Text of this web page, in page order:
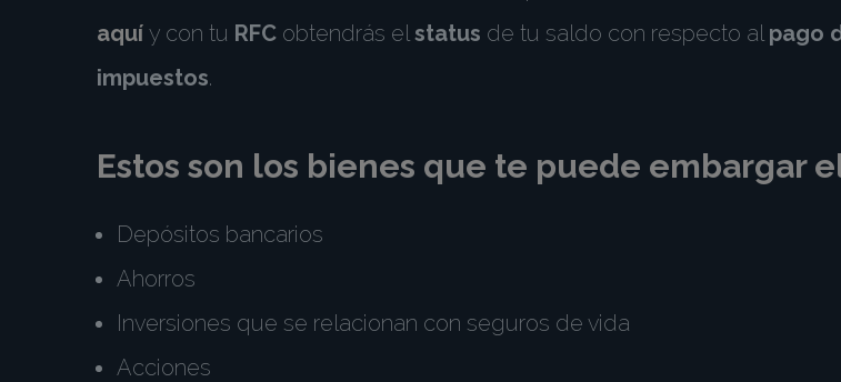
aquí y con tu RFC obtendrás elstatus de tu saldo con respecto al pago
impuestos.
Estos son los bienes que te puede embargar
Depósitos bancarios
Ahorros
Inversiones que se relacionan con seguros de vida
Acciones